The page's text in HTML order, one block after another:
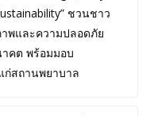
ชวนชาว
พและความปลอดภัย
คต พร้อมมอบ
ก่สถานพยาบาล